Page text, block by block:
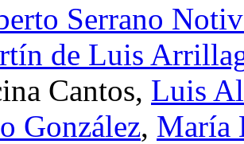
Serrano
de Luis
Cantos, Luis
González, María